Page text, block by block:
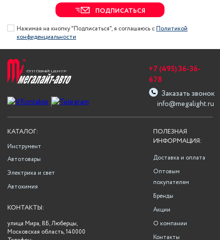
ПОДПИСАТЬСЯ
Нажимая на кнопку "Подписаться", я соглашаюсь сПолитикой
конфиденциальности
info@megalight.ru
+7 (495) 36-36-
678
Заказать звонок
ПОЛЕЗНАЯ
ИНФОРМАЦИЯ:
Доставка и оплата
Оптовым
покупателям
Бренды
Акции
О компании
Контакты
КАТАЛОГ:
Инструмент
Автотовары
Электрика и свет
Автохимия
КОНТАКТЫ:
улица Мира, 8Б, Люберцы,
Московская область, 140000